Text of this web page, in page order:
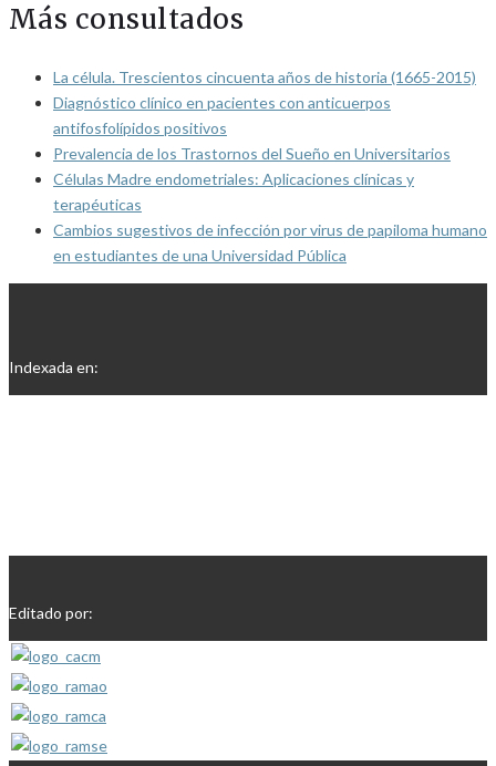
Más consultados
La célula. Trescientos cincuenta años de historia (1665-2015)
Diagnóstico clínico en pacientes con anticuerpos
antifosfolípidos positivos
Prevalencia de los Trastornos del Sueño en Universitarios
Células Madre endometriales: Aplicaciones clínicas y
terapéuticas
Cambios sugestivos de infección por virus de papiloma humano
en estudiantes de una Universidad Pública
Indexada en:
Editado por: